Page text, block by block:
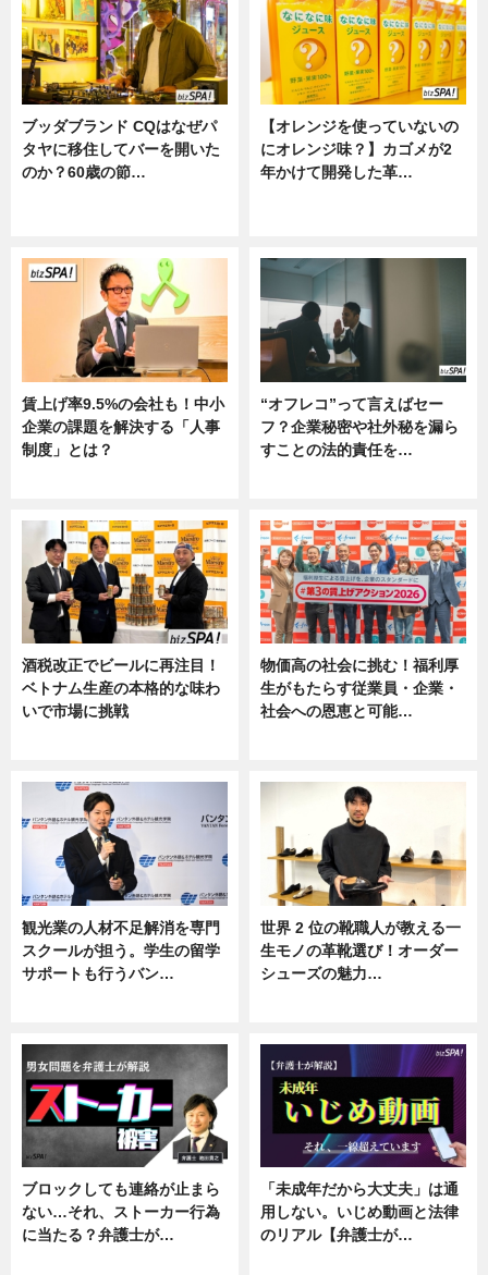
ブッダブランド CQはなぜパ
タヤに移住してバーを開いた
のか？60歳の節…
【オレンジを使っていないの
にオレンジ味？】カゴメが2
年かけて開発した革…
賃上げ率9.5%の会社も！中小
企業の課題を解決する「人事
制度」とは？
“オフレコ”って言えばセー
フ？企業秘密や社外秘を漏ら
すことの法的責任を…
酒税改正でビールに再注目！
ベトナム生産の本格的な味わ
いで市場に挑戦
物価高の社会に挑む！福利厚
生がもたらす従業員・企業・
社会への恩恵と可能…
観光業の人材不足解消を専門
スクールが担う。学生の留学
サポートも行うバン…
世界 2 位の靴職人が教える一
生モノの革靴選び！オーダー
シューズの魅力…
ブロックしても連絡が止まら
ない…それ、ストーカー行為
に当たる？弁護士が…
「未成年だから大丈夫」は通
用しない。いじめ動画と法律
のリアル【弁護士が…